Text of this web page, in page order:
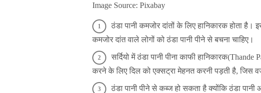
Image Source: Pixabay
ठंडा पानी कमजोर दांतों के लिए हानिकारक होता
कमजोर दांत वाले लोगों को ठंडा पानी पीने से बचना चाहिए।
सर्दियो में ठंडा पानी पीना काफी
करने के लिए दिल को एक्सट्रा मेहनत करनी पड़ती है, जिस
ठंडा पानी पीने से कब्ज हो सकता है क्योंकि ठंडा